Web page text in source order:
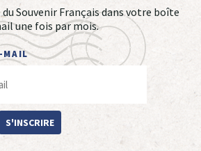
Souvenir Français dans votre boîte
une fois par mois.
MAIL
S'INSCRIRE